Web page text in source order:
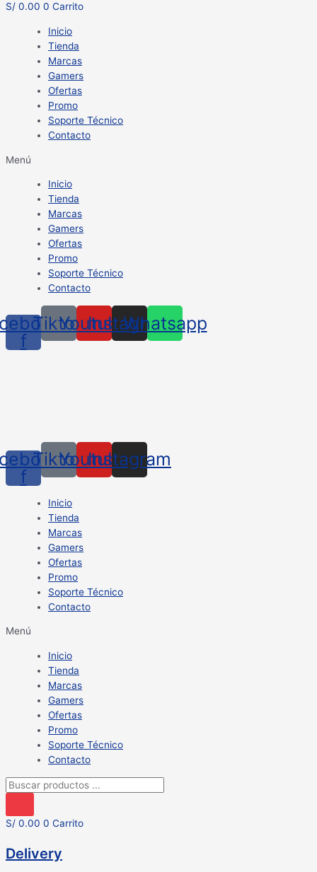
S/ 0.00 0 Carrito
Inicio
Tienda
Marcas
Gamers
Ofertas
Promo
Soporte Técnico
Contacto
Menú
Inicio
Tienda
Marcas
Gamers
Ofertas
Promo
Soporte Técnico
Contacto
f
TiktokYoutube
Instagram
Whatsapp
f
TiktokYoutube
Instagram
Inicio
Tienda
Marcas
Gamers
Ofertas
Promo
Soporte Técnico
Contacto
Menú
Inicio
Tienda
Marcas
Gamers
Ofertas
Promo
Soporte Técnico
Contacto
Búsqueda
productos
S/ 0.00 0 Carrito
Delivery